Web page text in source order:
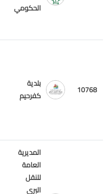
الحكومي
10768
بلدية
كفرحيم
المديرية
العامة
للنقل
البري